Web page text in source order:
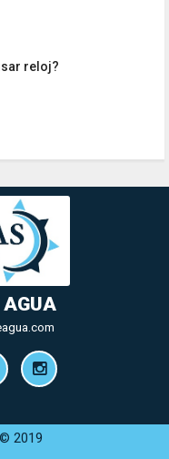
reloj?
AGUA
2019